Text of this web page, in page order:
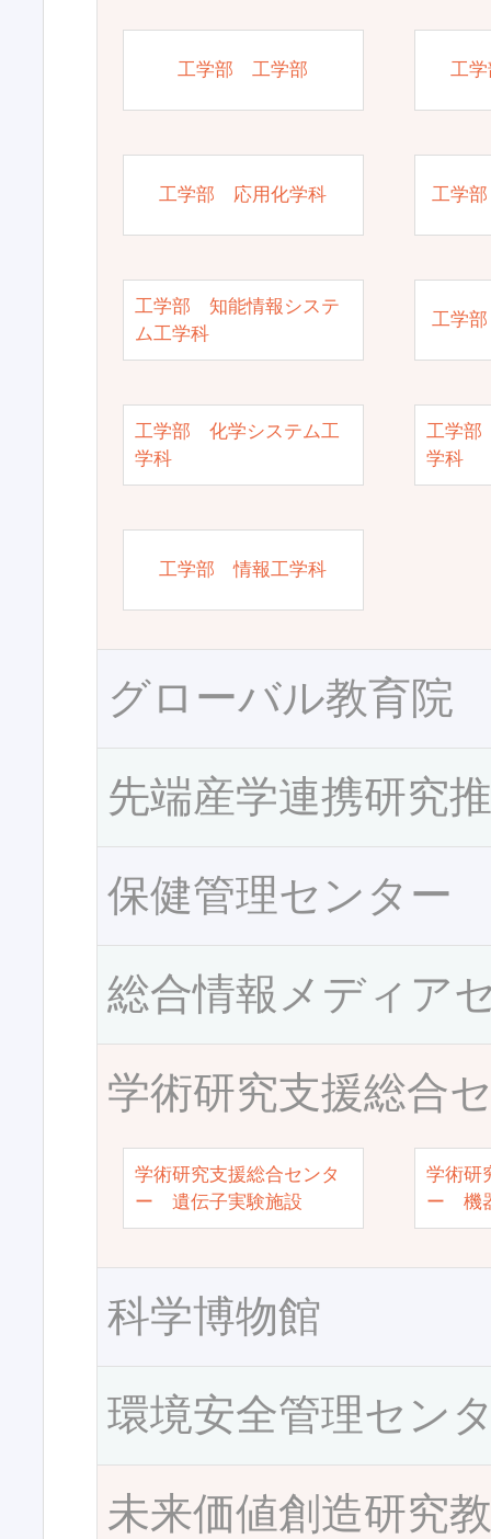
工学部 工学部 工
工学部 応用化学科 工学
工学部 知能情報システ
ム工学科
工学
工学部 化学システム工
学科
工学部
学科
工学部 情報工学科
グローバル教育院
先端産学連携研究
保健管理センター
総合情報メディア
学術研究支援総合
学術研究支援総合センタ
ー 遺伝子実験施設
学術研
ー 機
科学博物館
環境安全管理セン
未来価値創造研究